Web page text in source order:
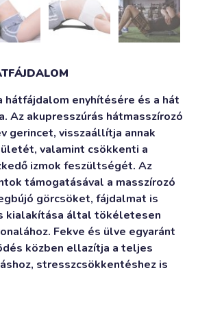
hátfájdalom enyhítésére és a hát
Az akupresszúrás hátmasszírozó
gerincet, visszaállítja annak
valamint csökkenti a
izmok feszültségét. Az
támogatásával a masszírozó
görcsöket, fájdalmat is
kialakítása által tökéletesen
Fekve és ülve egyaránt
közben ellazítja a teljes
stresszcsökkentéshez is